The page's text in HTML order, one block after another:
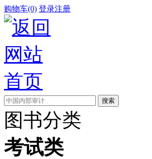
购物车(0) 登录注册
图书分类
考试类